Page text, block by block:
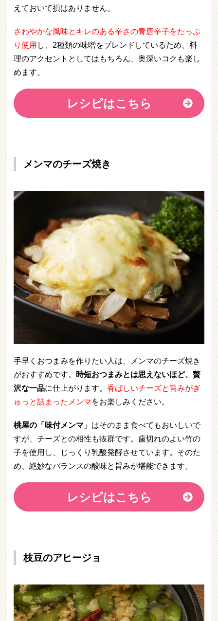
えておいて損はありません。
さわやかな風味とキレのある辛さの青唐辛子をたっぷ
り使用し、2種類の味噌をブレンドしているため、料
理のアクセントとしてはもちろん、奥深いコクも楽し
めます。
レシピはこちら
メンマのチーズ焼き
手早くおつまみを作りたい人は、メンマのチーズ焼き
がおすすめです。 時短おつまみとは思えないほど、贅
沢な一品に仕上がります。 香ばしいチーズと旨みがぎ
ゅっと詰まったメンマをお楽しみください。
桃屋の「味付メンマ」 はそのまま食べてもおいしいで
すが、チーズとの相性も抜群です。歯切れのよい竹の
子を使用し、じっくり乳酸発酵させています。そのた
め、絶妙なバランスの酸味と旨みが堪能できます。
レシピはこちら
枝豆のアヒージョ